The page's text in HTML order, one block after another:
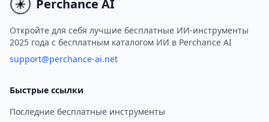
Perchance AI
Откройте для себя лучшие бесплатные ИИ-инструменты
2025 года с бесплатным каталогом ИИ в Perchance AI
support@perchance-ai.net
Быстрые ссылки
Последние бесплатные инструменты